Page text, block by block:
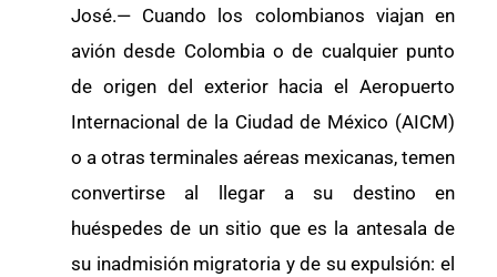
José.— Cuando los colombianos viajan en
avión desde Colombia o de cualquier punto
de origen del exterior hacia el Aeropuerto
Internacional de la Ciudad de México (AICM)
o a otras terminales aéreas mexicanas, temen
convertirse al llegar a su destino en
huéspedes de un sitio que es la antesala de
su inadmisión migratoria y de su expulsión: el